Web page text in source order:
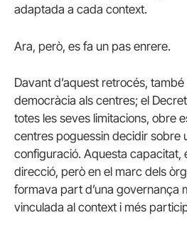
adaptada a cada context.
Ara, però, es fa un pas enrere.
Davant d’aquest retrocés,
democràcia als centres; el
totes les seves limitacions, obre
centres poguessin decidir sobre
configuració. Aquesta capacitat,
direcció, però en el marc dels
formava part d’una governança
vinculada al context i més